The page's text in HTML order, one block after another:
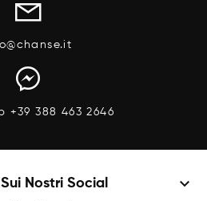
+39 388 463 2646
Nostri Social keyboard_arrow_down